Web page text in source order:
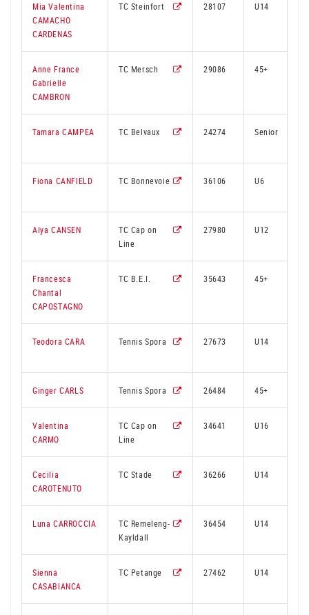
Mia Valentina
CAMACHO
CARDENAS
TC Steinfort 28107 U14
Anne France
Gabrielle
CAMBRON
TC Mersch 29086 45+
Tamara CAMPEA TC Belvaux 24274 Senior
Fiona CANFIELD TC Bonnevoie 36106 U6
Alya CANSEN
TC Cap on
Line
27980 U12
Francesca
Chantal
CAPOSTAGNO
TC B.E.I. 35643 45+
Teodora CARA Tennis Spora 27673 U14
Ginger CARLS Tennis Spora 26484 45+
Valentina
CARMO
TC Cap on
Line
34641 U16
Cecilia
CAROTENUTO
TC Stade 36266 U14
Luna CARROCCIA
TC Remeleng-
Kayldall
36454 U14
Sienna
CASABIANCA
TC Petange 27462 U14